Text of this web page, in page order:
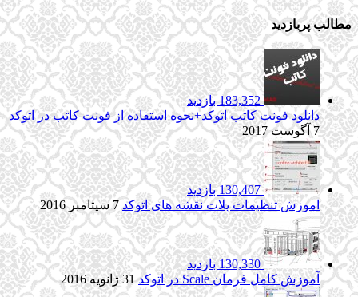
مطالب پربازدید
183,352 بازدید
دانلود فونت کاتب اتوکد+نحوه استفاده از فونت کاتب در اتوکد
7 آگوست 2017
130,407 بازدید
اموزش تنظیمات پلات نقشه های اتوکد 7 سپتامبر 2016
130,330 بازدید
آموزش کامل فرمان Scale در اتوکد
31 ژانویه 2016